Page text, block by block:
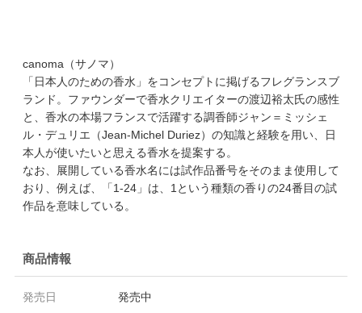
canoma（サノマ）
「日本人のための香水」をコンセプトに掲げるフレグランスブ
ランド。ファウンダーで香水クリエイターの渡辺裕太氏の感性
と、香水の本場フランスで活躍する調香師ジャン＝ミッシェ
ル・デュリエ（Jean-Michel Duriez）の知識と経験を用い、日
本人が使いたいと思える香水を提案する。
なお、展開している香水名には試作品番号をそのまま使用して
おり、例えば、「1-24」は、1という種類の香りの24番目の試
作品を意味している。
商品情報
発売日
発売中